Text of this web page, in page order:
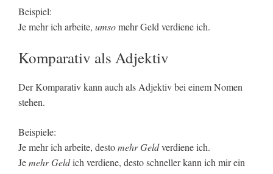
Beispiel:
Je mehr ich arbeite, umsomehr Geld verdiene ich.
Komparativ als Adjektiv
Der Komparativ kann auch als Adjektiv bei einem Nomen
stehen.
Beispiele:
Je mehr ich arbeite, destomehr Geldverdiene ich.
Jemehr Geldich verdiene, desto schneller kann ich mir ein